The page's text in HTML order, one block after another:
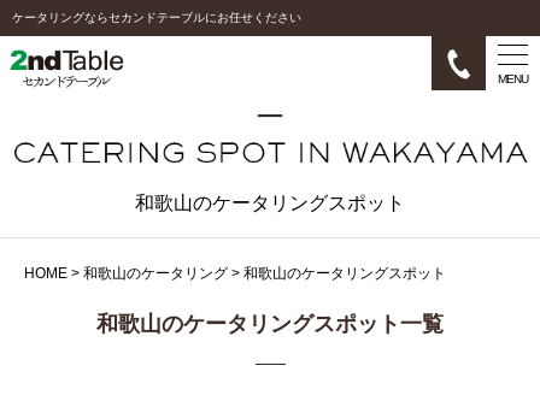
ケータリングならセカンドテーブルにお任せください
MENU
和歌山のケータリングスポット
HOME > 和歌山のケータリング > 和歌山のケータリングスポット
和歌山のケータリングスポット一覧